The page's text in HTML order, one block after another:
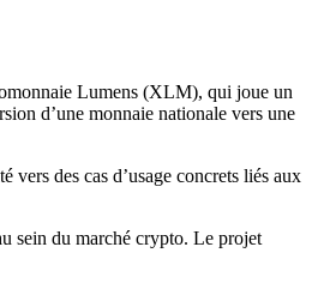
Lumens (XLM), qui joue un
d’une monnaie nationale vers une
vers des cas d’usage concrets liés aux
sein du marché crypto. Le projet